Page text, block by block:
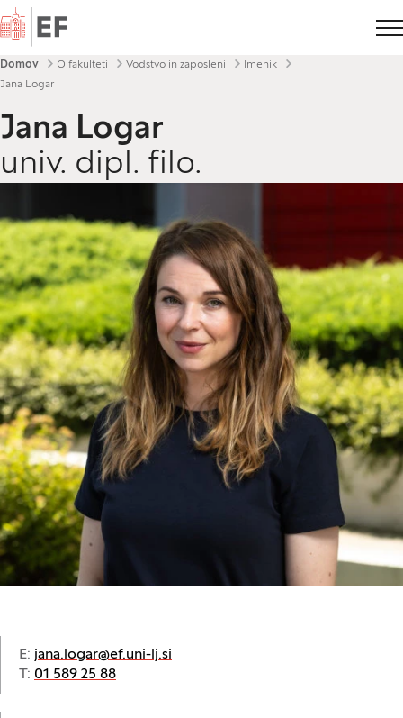
Domov
Drobtinice
Domov O fakulteti Vodstvo in zaposleni
Imenik
Jana Logar
Jana Logar
univ. dipl. filo.
E: jana.logar@ef.uni-lj.si
T: 01 589 25 88